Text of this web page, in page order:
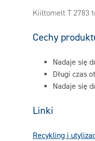
Kiiltomelt T 2783
Cechy
Nadaje się
Długi czas
Nadaje się
Linki
Recykling i